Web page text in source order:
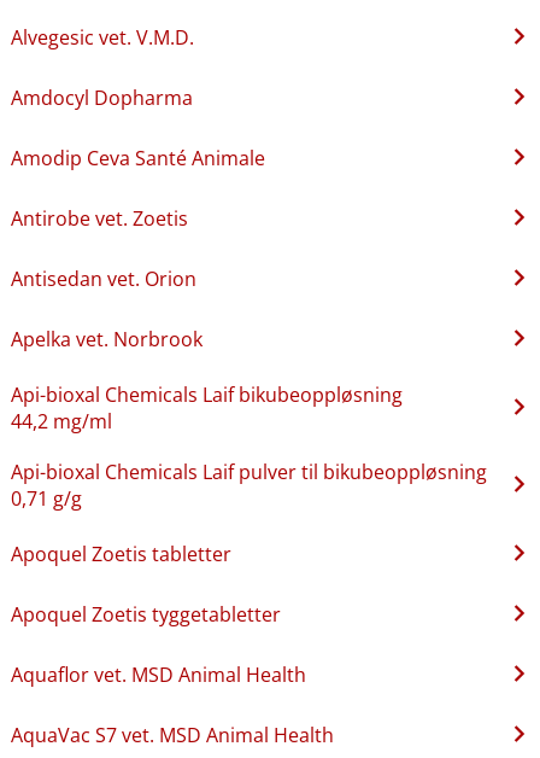
Alvegesic vet. V.M.D.
Amdocyl Dopharma
Amodip Ceva Santé Animale
Antirobe vet. Zoetis
Antisedan vet. Orion
Apelka vet. Norbrook
Api-bioxal Chemicals Laif bikubeoppløsning
44,2 mg/ml
Api-bioxal Chemicals Laif pulver til bikubeoppløsning
0,71 g/g
Apoquel Zoetis tabletter
Apoquel Zoetis tyggetabletter
Aquaflor vet. MSD Animal Health
AquaVac S7 vet. MSD Animal Health